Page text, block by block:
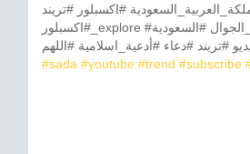
#اكسبلور #تريند
#اكسبلور_explore #نغمات_الجوال #السعودية
#تريند #دعاء #أدعية_اسلامية #اللهم
#sada #youtube #trend #subscribe